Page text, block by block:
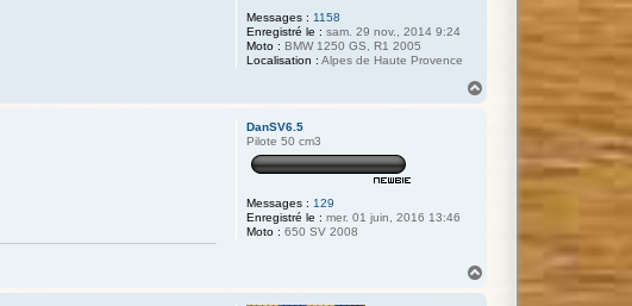
Messages : 1158
Enregistré le : sam. 29 nov., 2014 9:24
Moto : BMW 1250 GS, R1 2005
Localisation : Alpes de Haute Provence
DanSV6.5
Pilote 50 cm3
Messages : 129
Enregistré le : mer. 01 juin, 2016 13:46
Moto : 650 SV 2008